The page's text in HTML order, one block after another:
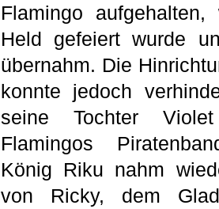
Flamingo
Held gefeiert wurde
übernahm. Die
konnte jedoch
seine Tochter
Flamingos
König Riku nahm
von Ricky, dem